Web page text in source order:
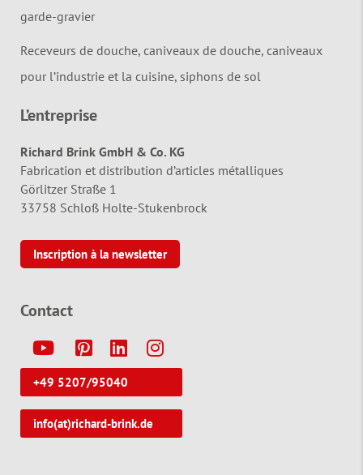
garde-gravier
Receveurs de douche, caniveaux de douche, caniveaux
pour l’industrie et la cuisine, siphons de sol
L’entreprise
Richard Brink GmbH & Co. KG
Fabrication et distribution d’articles métalliques
Görlitzer Straße 1
33758 Schloß Holte-Stukenbrock
Inscription à la newsletter
Contact
+49 5207/95040
info(at)richard-brink.de